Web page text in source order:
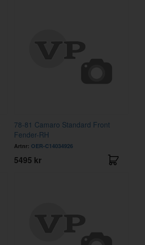
78-81 Camaro Standard Front
Fender-RH
Artnr: OER-C14034926
5495 kr